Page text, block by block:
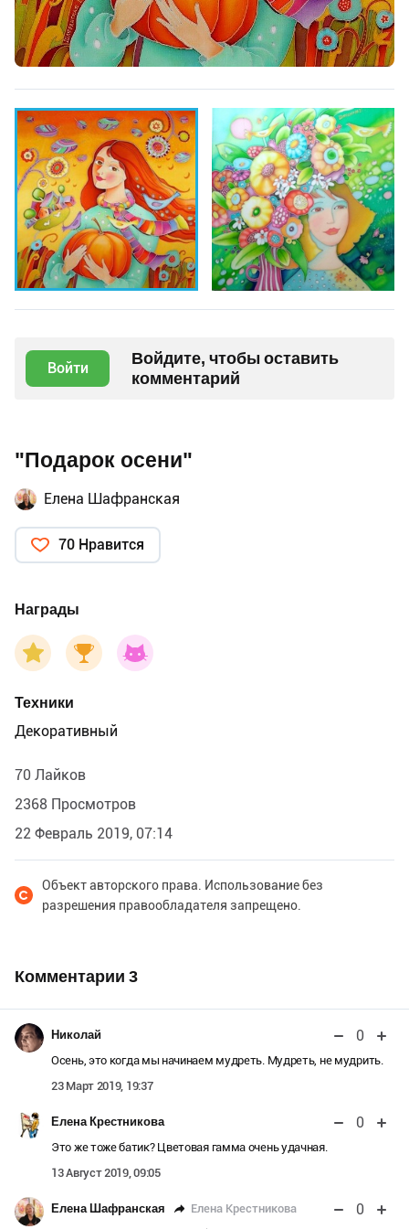
Войти
Войдите, чтобы оставить
комментарий
"Подарок осени"
Елена Шафранская
70 Нравится
Награды
Техники
Декоративный
70 Лайков
2368 Просмотров
22 Февраль 2019, 07:14
Объект авторского права. Использование без
разрешения правообладателя запрещено.
Комментарии 3
Николай 0
Осень, это когда мы начинаем мудреть. Мудреть, не мудрить.
23 Март 2019, 19:37
Елена Крестникова 0
Это же тоже батик? Цветовая гамма очень удачная.
13 Август 2019, 09:05
Елена Шафранская Елена Крестникова 0